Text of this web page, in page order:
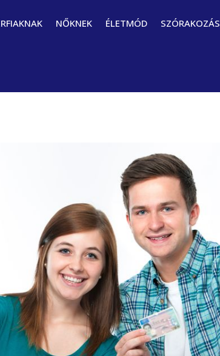
NŐKNEK ÉLETMÓD SZÓRAKOZÁS